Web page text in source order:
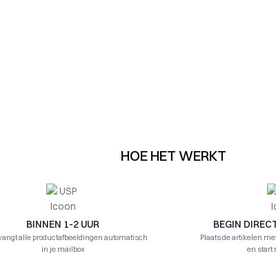
HOE HET WERKT
BINNEN 1-2 UUR
alle productafbeeldingen automatisch
in je mailbox
BEGIN
Plaats de artikelen
en start